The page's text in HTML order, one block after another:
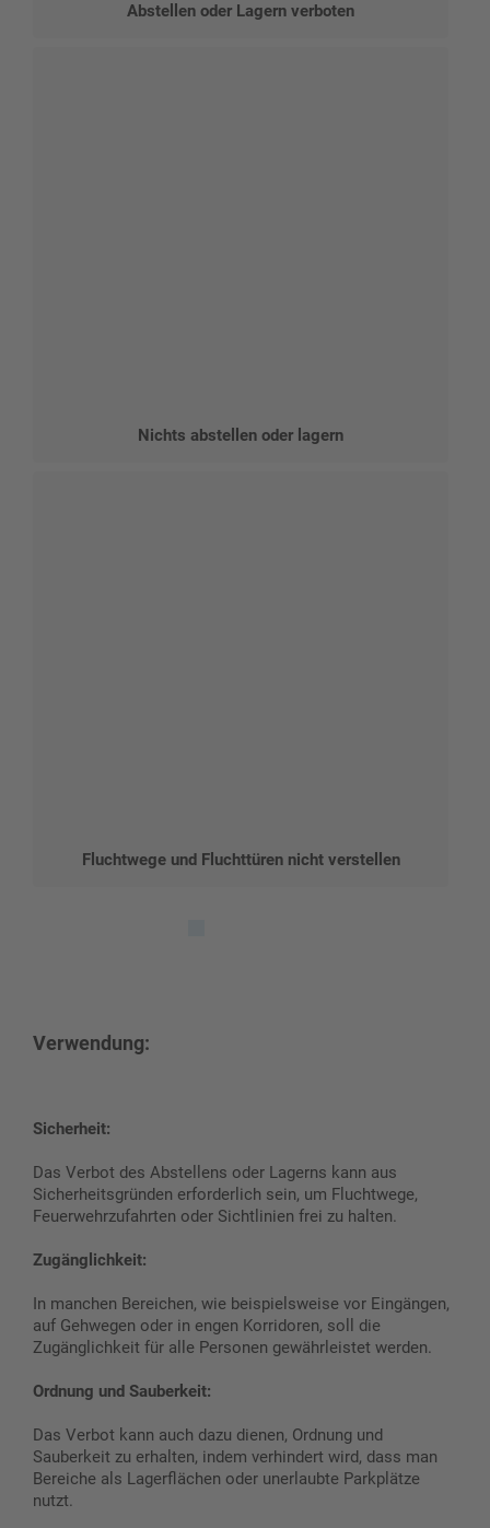
Abstellen oder Lagern verboten
Nichts abstellen oder lagern
Fluchtwege und Fluchttüren nicht verstellen
Verwendung:
Sicherheit:
Das Verbot des Abstellens oder Lagerns kann aus
Sicherheitsgründen erforderlich sein, um Fluchtwege,
Feuerwehrzufahrten oder Sichtlinien frei zu halten.
Zugänglichkeit:
In manchen Bereichen, wie beispielsweise vor Eingängen,
auf Gehwegen oder in engen Korridoren, soll die
Zugänglichkeit für alle Personen gewährleistet werden.
Ordnung und Sauberkeit:
Das Verbot kann auch dazu dienen, Ordnung und
Sauberkeit zu erhalten, indem verhindert wird, dass man
Bereiche als Lagerflächen oder unerlaubte Parkplätze
nutzt.